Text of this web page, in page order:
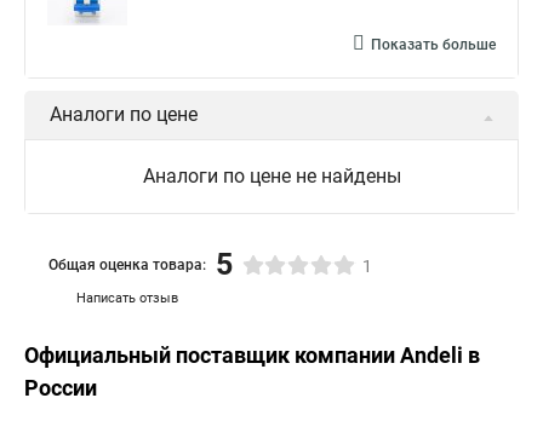
Показать больше
Аналоги по цене
Аналоги по цене не найдены
Написать отзыв
Общая оценка товара: 5 1
Официальный поставщик компанииAndeli в
России